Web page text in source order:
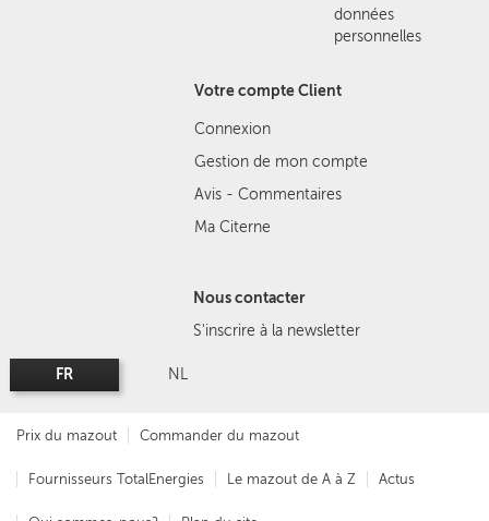
données
personnelles
Votre compte Client
Connexion
Gestion de mon compte
Avis - Commentaires
Ma Citerne
Nous contacter
S'inscrire à la newsletter
FR NL
Prix du mazout Commander du mazout
Fournisseurs TotalEnergies Le mazout de A à Z Actus